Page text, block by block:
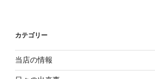
ン
カテゴリー
当店の情報